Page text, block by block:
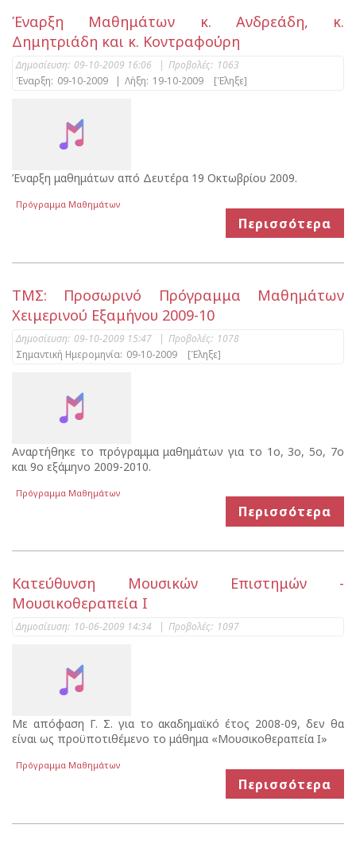
Έναρξη Μαθημάτων κ. Ανδρεάδη, κ.
Δημητριάδη και κ. Κοντραφούρη
Δημοσίευση: 09-10-2009 16:06 | Προβολές: 1063
Έναρξη: 09-10-2009 | Λήξη: 19-10-2009 [Έληξε]
Έναρξη μαθημάτων από Δευτέρα 19 Οκτωβρίου 2009.
Πρόγραμμα Μαθημάτων
Περισσότερα
ΤΜΣ: Προσωρινό Πρόγραμμα Μαθημάτων
Χειμερινού Εξαμήνου 2009-10
Δημοσίευση: 09-10-2009 15:47 | Προβολές: 1078
Σημαντική Ημερομηνία: 09-10-2009 [Έληξε]
Αναρτήθηκε το πρόγραμμα μαθημάτων για το 1ο, 3ο, 5ο, 7ο
και 9ο εξάμηνο 2009-2010.
Πρόγραμμα Μαθημάτων
Περισσότερα
Κατεύθυνση Μουσικών Επιστημών -
Μουσικοθεραπεία Ι
Δημοσίευση: 10-06-2009 14:34 | Προβολές: 1097
Με απόφαση Γ. Σ. για το ακαδημαϊκό έτος 2008-09, δεν θα
είναι ως προϋποτιθέμενο το μάθημα «Μουσικοθεραπεία Ι»
Πρόγραμμα Μαθημάτων
Περισσότερα